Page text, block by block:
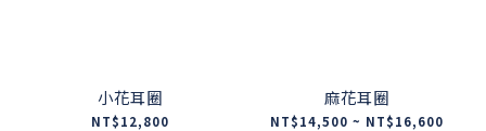
小花耳圈
NT$12,800
麻花耳圈
NT$14,500 ~ NT$16,600